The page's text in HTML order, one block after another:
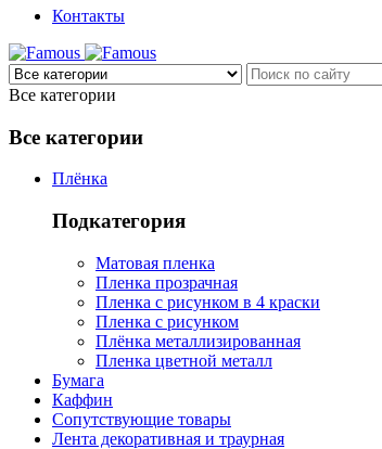
Контакты
Все категории
Все категории
Плёнка
Подкатегория
Матовая пленка
Пленка прозрачная
Пленка с рисунком в 4 краски
Пленка с рисунком
Плёнка металлизированная
Пленка цветной металл
Бумага
Каффин
Сопутствующие товары
Лента декоративная и траурная